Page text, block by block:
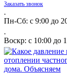
Заказать звонок
.
Пн-Сб: с 9:00 до
.
Воскр: с 10:00 до